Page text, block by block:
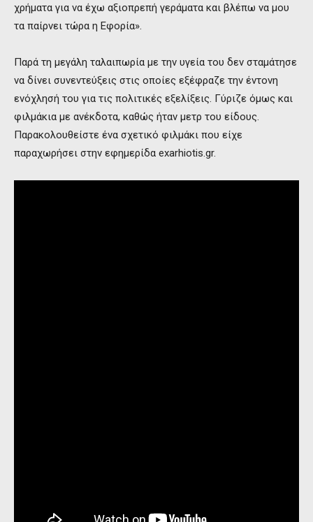
χρήματα για να έχω αξιοπρεπή γεράματα και βλέπω να μου
τα παίρνει τώρα η Εφορία».
Παρά τη μεγάλη ταλαιπωρία με την υγεία του δεν σταμάτησε
να δίνει συνεντεύξεις στις οποίες εξέφραζε την έντονη
ενόχλησή του για τις πολιτικές εξελίξεις. Γύριζε όμως και
φιλμάκια με ανέκδοτα, καθώς ήταν μετρ του είδους.
Παρακολουθείστε ένα σχετικό φιλμάκι που είχε
παραχωρήσει στην εφημερίδα exarhiotis.gr.